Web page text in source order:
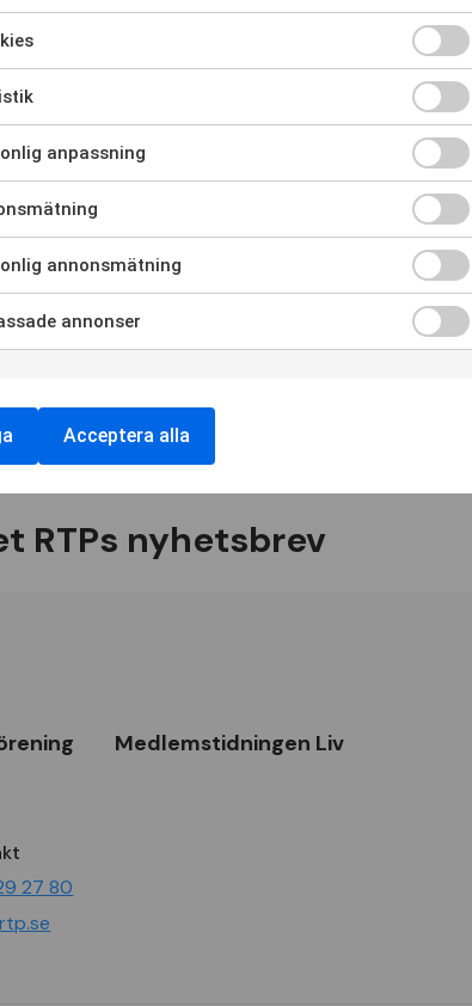
RTPs nyhetsbrev
Medlemstidningen Liv
27 80
anpassning
annonsmätning
annonser
Acceptera alla